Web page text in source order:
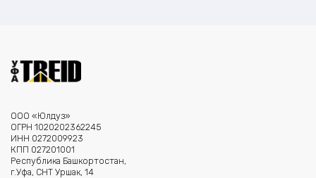
ООО «Юлдуз»
ОГРН 1020202362245
ИНН 0272009923
КПП 027201001
Республика Башкортостан,
г.Уфа, СНТ Уршак, 14